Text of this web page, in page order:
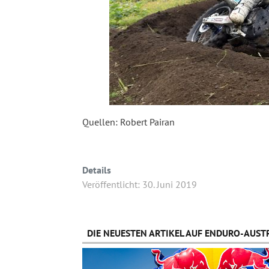
Quellen: Robert Pairan
Details
Veröffentlicht: 30. Juni 2019
DIE NEUESTEN ARTIKEL AUF ENDURO-